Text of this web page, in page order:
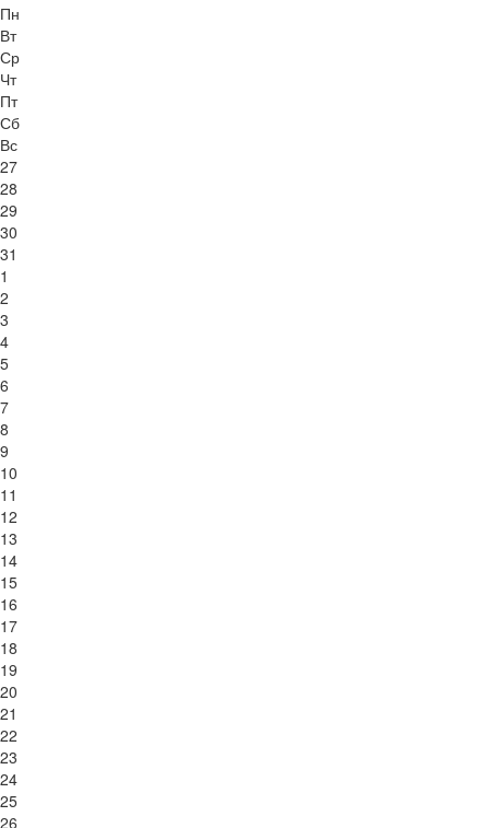
Пн
Вт
Ср
Чт
Пт
Сб
Вс
27
28
29
30
31
1
2
3
4
5
6
7
8
9
10
11
12
13
14
15
16
17
18
19
20
21
22
23
24
25
26